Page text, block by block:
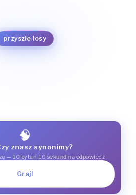
przyszłe losy
czas przyszły
jutro
perspektywa
przyszłość
🧠
znasz synonimy?
— 10 pytań, 10 sekund na odpowiedź
Graj!